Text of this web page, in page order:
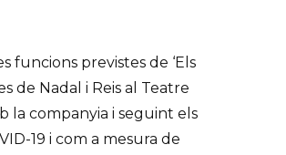
funcions previstes de ‘Els
de Nadal i Reis al Teatre
la companyia i seguint els
19 i com a mesura de